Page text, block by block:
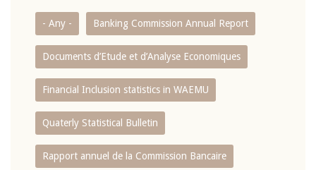
- Any - Banking Commission Annual Report
Documents d’Etude et d’Analyse Economiques
Financial Inclusion statistics in WAEMU
Quaterly Statistical Bulletin
Rapport annuel de la Commission Bancaire